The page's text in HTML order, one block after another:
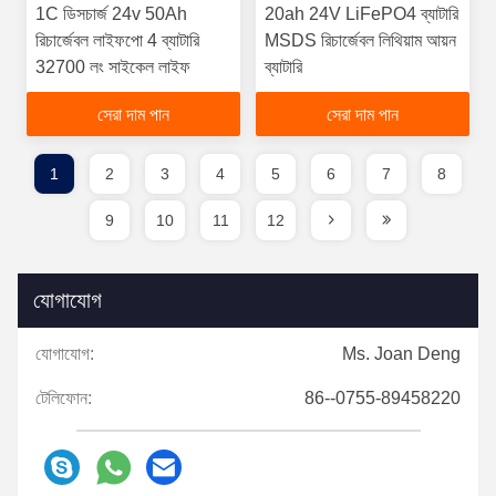
1C ডিসচার্জ 24v 50Ah
রিচার্জেবল লাইফপো 4 ব্যাটারি
32700 লং সাইকেল লাইফ
সেরা দাম পান
20ah 24V LiFePO4 ব্যাটারি
MSDS রিচার্জেবল লিথিয়াম আয়ন
ব্যাটারি
সেরা দাম পান
1 2 3 4 5 6 7 8
9 10 11 12
যোগাযোগ
যোগাযোগ: Ms. Joan Deng
টেলিফোন: 86--0755-89458220